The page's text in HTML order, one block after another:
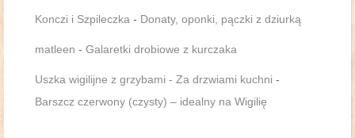
Konczi i Szpileczka - Donaty, oponki, pączki z dziurką
matleen - Galaretki drobiowe z kurczaka
Uszka wigilijne z grzybami - Za drzwiami kuchni -
Barszcz czerwony (czysty) – idealny na Wigilię